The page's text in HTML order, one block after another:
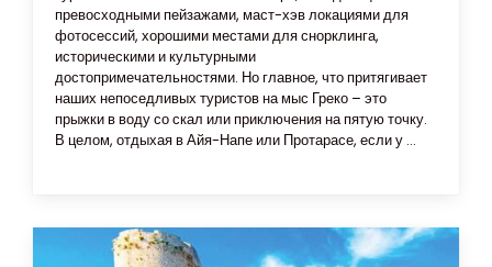
превосходными пейзажами, маст-хэв локациями для
фотосессий, хорошими местами для снорклинга,
историческими и культурными
достопримечательностями. Но главное, что притягивает
наших непоседливых туристов на мыс Греко – это
прыжки в воду со скал или приключения на пятую точку.
В целом, отдыхая в Айя-Напе или Протарасе, если у ...